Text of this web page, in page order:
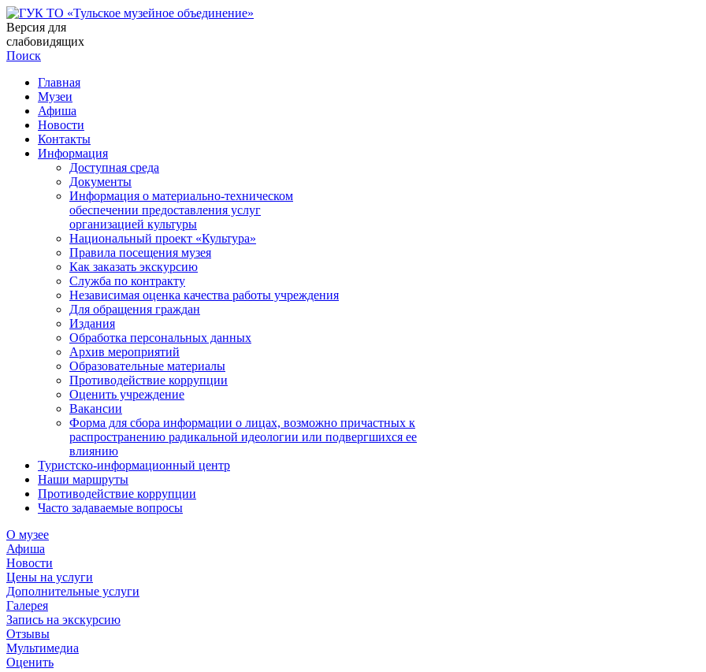
Версия для
слабовидящих
Поиск
Главная
Музеи
Афиша
Новости
Контакты
Информация
Доступная среда
Документы
Информация о материально-техническом
обеспечении предоставления услуг
организацией культуры
Национальный проект «Культура»
Правила посещения музея
Как заказать экскурсию
Служба по контракту
Независимая оценка качества работы учреждения
Для обращения граждан
Издания
Обработка персональных данных
Архив мероприятий
Образовательные материалы
Противодействие коррупции
Оценить учреждение
Вакансии
Форма для сбора информации о лицах, возможно причастных к
распространению радикальной идеологии или подвергшихся ее
влиянию
Туристско-информационный центр
Наши маршруты
Противодействие коррупции
Часто задаваемые вопросы
О музее
Афиша
Новости
Цены на услуги
Дополнительные услуги
Галерея
Запись на экскурсию
Отзывы
Мультимедиа
Оценить